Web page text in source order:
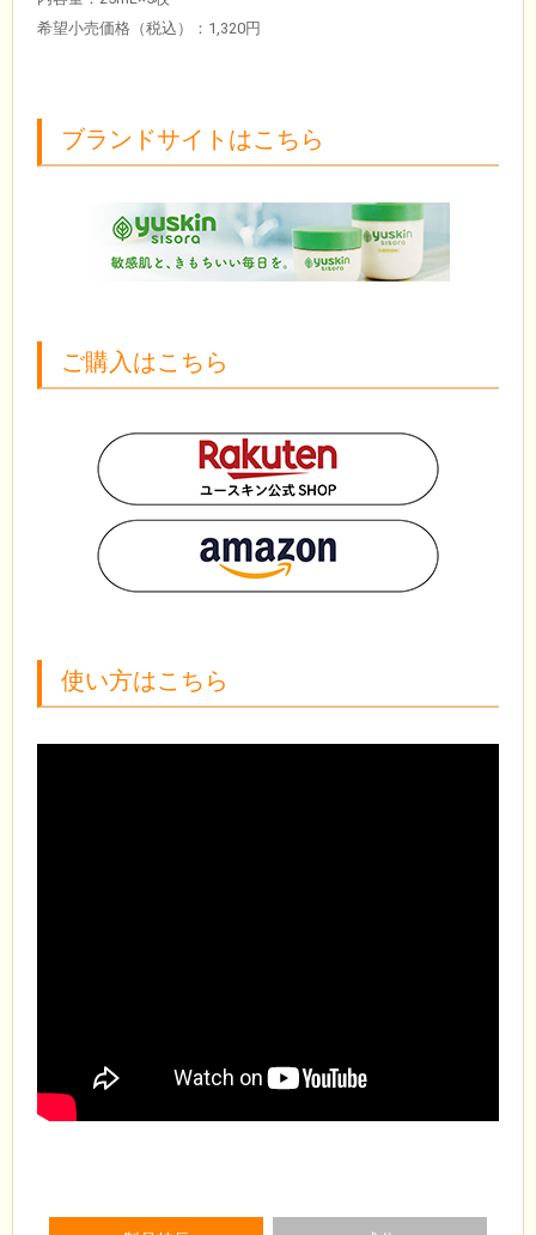
希望小売価格（税込）：1,320円
ブランドサイトはこちら
ご購入はこちら
使い方はこちら